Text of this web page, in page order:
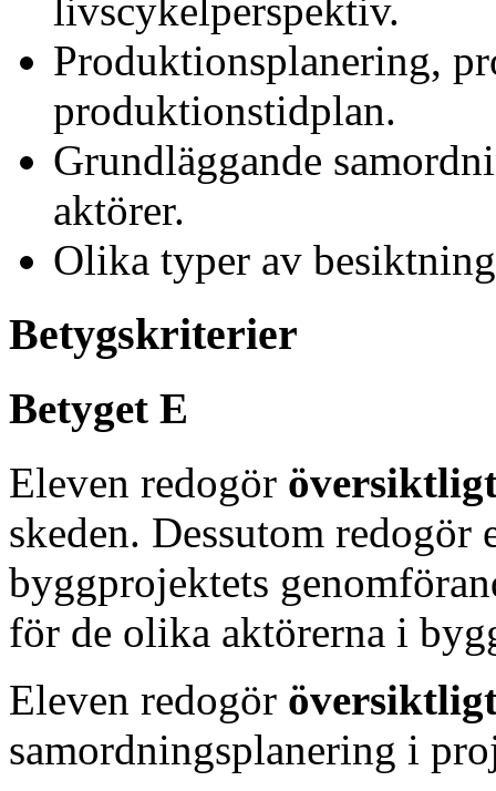
livscykelperspektiv.
Produktionsplanering,
produktionstidplan.
Grundläggande
aktörer.
Olika typer av
Betygskriterier
Betyget E
Eleven redogör
skeden. Dessutom redogör
byggprojektets
för de olika aktörerna i
Eleven redogör
samordningsplanering i